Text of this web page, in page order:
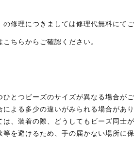
修理につきましては修理代無料にて
こちらからご確認ください。
ひとつビーズのサイズが異なる場合がご
による多少の違いがみられる場合があ
は、装着の際、どうしてもビーズ同士
等を避けるため、手の届かない場所に